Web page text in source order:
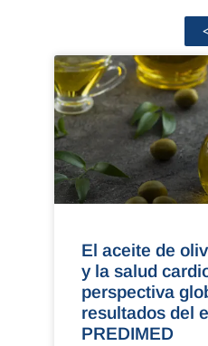
El aceite de
y la salud
perspectiva
resultados del
PREDIMED